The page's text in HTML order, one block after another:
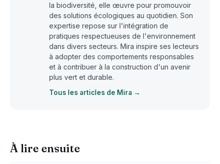
la biodiversité, elle œuvre pour promouvoir
des solutions écologiques au quotidien. Son
expertise repose sur l'intégration de
pratiques respectueuses de l'environnement
dans divers secteurs. Mira inspire ses lecteurs
à adopter des comportements responsables
et à contribuer à la construction d'un avenir
plus vert et durable.
Tous les articles de Mira →
À lire ensuite